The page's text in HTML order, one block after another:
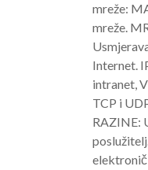
mreže:
mreže.
Internet.
intranet,
TCP i
RAZINE: